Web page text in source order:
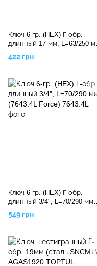
Ключ 6-гр. (HEX) Г-обр.
длинный 17 мм, L=63/250 мм
422 грн
Ключ 6-гр. (HEX) Г-обр.
длинный 3/4", L=70/290 мм
549 грн